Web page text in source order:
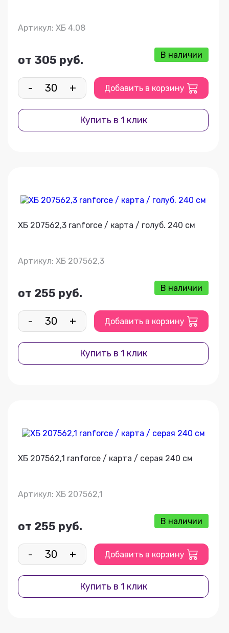
Артикул: ХБ 4,08
от 305 руб. В наличии
- + Добавить в корзину
Купить в 1 клик
ХБ 207562,3 ranforce / карта / голуб. 240 см
Артикул: ХБ 207562,3
от 255 руб. В наличии
- + Добавить в корзину
Купить в 1 клик
ХБ 207562,1 ranforce / карта / серая 240 см
Артикул: ХБ 207562,1
от 255 руб. В наличии
- + Добавить в корзину
Купить в 1 клик